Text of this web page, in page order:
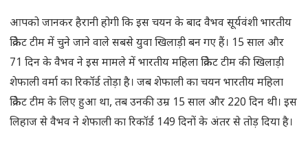
आपको जानकर हैरानी होगी कि इस चयन के बाद वैभव सूर्यवंशी भारतीय
क्रिकेट टीम में चुने जाने वाले सबसे युवा खिलाड़ी बन गए हैं। 15 साल और
71 दिन के वैभव ने इस मामले में भारतीय महिला क्रिकेट टीम की खिलाड़ी
शेफाली वर्मा का रिकॉर्ड तोड़ा है। जब शेफाली का चयन भारतीय महिला
क्रिकेट टीम के लिए हुआ था, तब उनकी उम्र 15 साल और 220 दिन थी। इस
लिहाज से वैभव ने शेफाली का रिकॉर्ड 149 दिनों के अंतर से तोड़ दिया है।